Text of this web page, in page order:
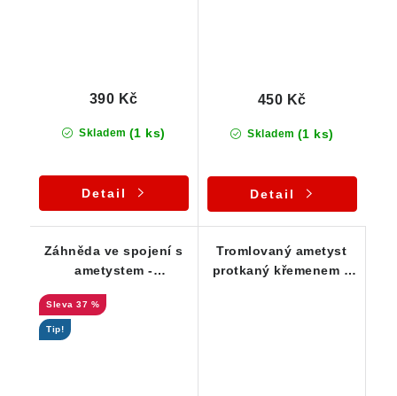
Skladem (1 ks)
390 Kč
Detail
Skladem (1 ks)
450 Kč
Detail
Záhněda ve spojení s
ametystem -
krystal s náznakem
fantomu - Česká Mez
37 %
Tip!
Tromlovaný ametyst
protkaný křemenem a